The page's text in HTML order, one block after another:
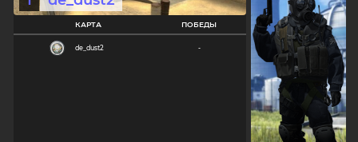
Пароль
КАРТА ПОБЕДЫ
de_dust2 -